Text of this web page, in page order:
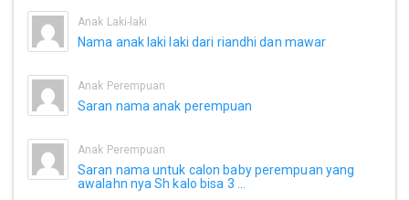
Anak Laki-laki
Nama anak laki laki dari riandhi dan mawar
Anak Perempuan
Saran nama anak perempuan
Anak Perempuan
Saran nama untuk calon baby perempuan yang
awalahn nya Sh kalo bisa 3 ...